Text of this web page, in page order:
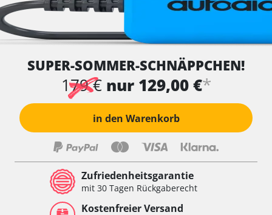
SUPER-SOMMER-SCHNÄPPCHEN!
179 € nur 129,00 €*
in den Warenkorb
Zufriedenheitsgarantie
mit 30 Tagen Rückgaberecht
Kostenfreier Versand